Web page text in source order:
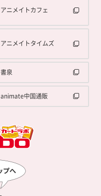
アニメイトカフェ
アニメイトタイムズ
書泉
animate中国通販